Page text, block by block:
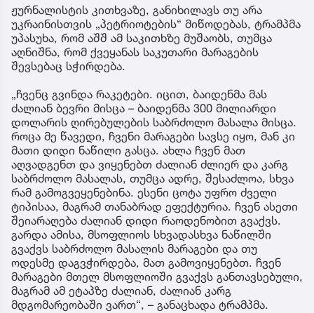
ჟურნალისტის კითხვაზე, განიხილავს თუ არა
უკრაინისთვის „პეტრიოტების“ მიწოდებას, ტრამპმა
უპასუხა, რომ აშშ ამ საკითხზე მუშაობს, თუმცა
აღნიშნა, რომ ქვეყანას საკუთარი მარაგების
შევსებაც სჭირდება.
„ჩვენც გვინდა რაკეტები. იცით, ბაიდენმა მას
ძალიან ბევრი მისცა – ბაიდენმა 300 მილიარდი
დოლარის ღირებულების საბრძოლო მასალა მისცა.
როცა მე წავედი, ჩვენი მარაგები სავსე იყო, მან კი
მათი დიდი ნაწილი გასცა. ახლა ჩვენ მათ
აღვადგენთ და ვიყენებთ ძალიან ძლიერ და კარგ
საბრძოლო მასალას, თუმცა ადრე, შესაძლოა, სხვა
რამ გამოგვეყენებინა. ესენი ცოტა უფრო ძველი
ტიპისაა, მაგრამ თანაბრად ეფექტურია. ჩვენ ასეთი
შეიარაღება ძალიან დიდი რაოდენობით გვაქვს.
გარდა ამისა, მსოფლიოს სხვადასხვა ნაწილში
გვაქვს საბრძოლო მასალის მარაგები და თუ
ოდესმე დაგვჭირდება, მათ გამოვიყენებთ. ჩვენ
მარაგები მთელ მსოფლიოში გვაქვს განთავსებული,
მაგრამ ამ ეტაპზე ძალიან, ძალიან კარგ
მდგომარეობაში ვართ“, – განაცხადა ტრამპმა.